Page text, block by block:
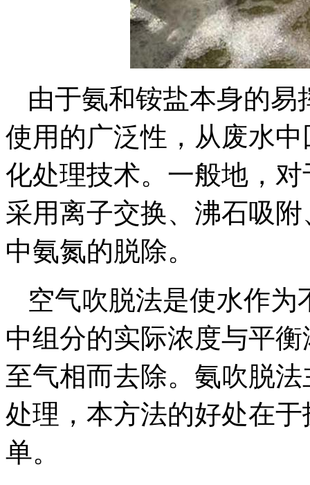
由于氨和铵盐本身的
使用的广泛性，从废水
化处理技术。一般地，
采用离子交换、沸石吸
中氨氮的脱除。
空气吹脱法是使水作
中组分的实际浓度与平
至气相而去除。氨吹脱
处理，本方法的好处在
单。